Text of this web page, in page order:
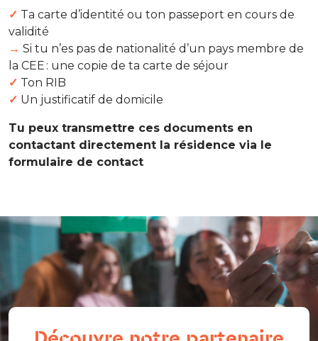
✓ Ta carte d’identité ou ton passeport en cours de
validité
→ Si tu n’es pas de nationalité d’un pays membre de
la CEE : une copie de ta carte de séjour
✓ Ton RIB
✓ Un justificatif de domicile
Tu peux transmettre ces documents en
contactant directement la résidence via le
formulaire de contact